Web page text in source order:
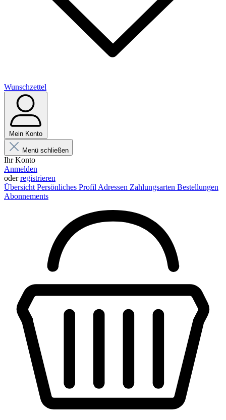
Wunschzettel
Mein Konto
Menü schließen
Ihr Konto
Anmelden
oderregistrieren
Übersicht Persönliches Profil Adressen Zahlungsarten Bestellungen
Abonnements